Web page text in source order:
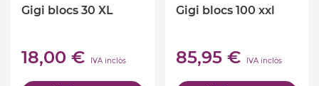
Gigi blocs 30 XL
18,00 € IVA inclòs
Gigi blocs 100 xxl
85,95 € IVA inclòs